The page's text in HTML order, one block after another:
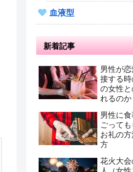
血液型
新着記事
男性が
接する
の女性
れるのか
男性に
ごって
お礼の方
方
花火大